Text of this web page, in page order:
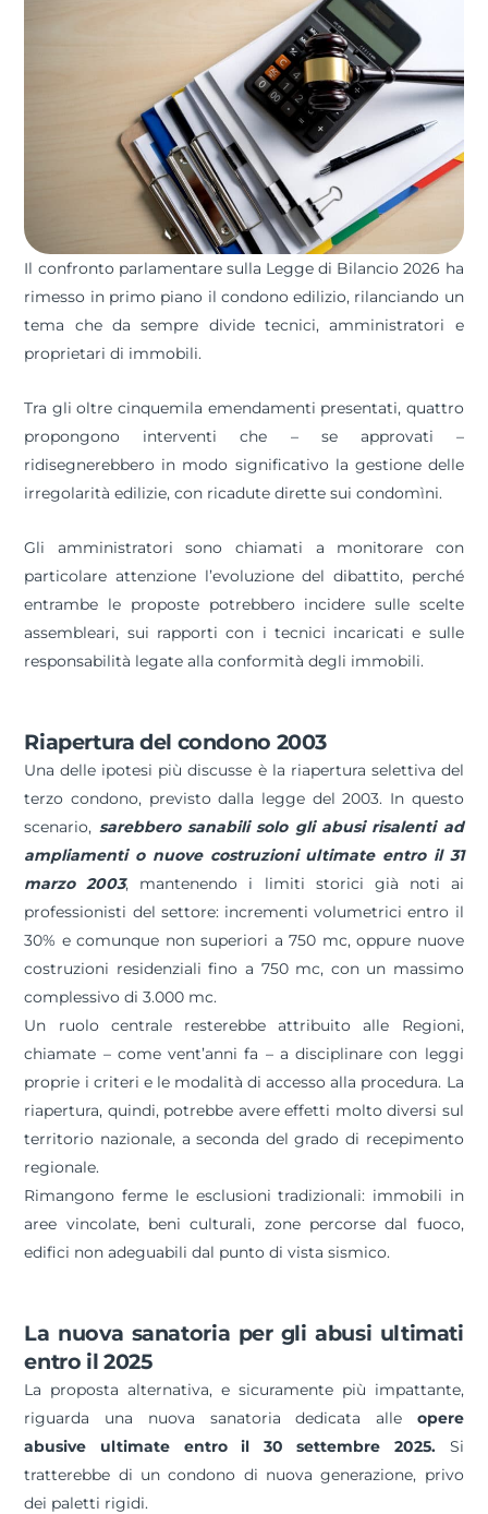
Il confronto parlamentare sulla Legge di Bilancio 2026 ha
rimesso in primo piano il condono edilizio, rilanciando un
tema che da sempre divide tecnici, amministratori e
proprietari di immobili.
Tra gli oltre cinquemila emendamenti presentati, quattro
propongono interventi che – se approvati –
ridisegnerebbero in modo significativo la gestione delle
irregolarità edilizie, con ricadute dirette sui condomìni.
Gli amministratori sono chiamati a monitorare con
particolare attenzione l’evoluzione del dibattito, perché
entrambe le proposte potrebbero incidere sulle scelte
assembleari, sui rapporti con i tecnici incaricati e sulle
responsabilità legate alla conformità degli immobili.
Riapertura del condono 2003
Una delle ipotesi più discusse è la riapertura selettiva del
terzo condono, previsto dalla legge del 2003. In questo
scenario, sarebbero sanabili solo gli abusi risalenti ad
ampliamenti o nuove costruzioni ultimate entro il 31
marzo 2003, mantenendo i limiti storici già noti ai
professionisti del settore: incrementi volumetrici entro il
30% e comunque non superiori a 750 mc, oppure nuove
costruzioni residenziali fino a 750 mc, con un massimo
complessivo di 3.000 mc.
Un ruolo centrale resterebbe attribuito alle Regioni,
chiamate – come vent’anni fa – a disciplinare con leggi
proprie i criteri e le modalità di accesso alla procedura. La
riapertura, quindi, potrebbe avere effetti molto diversi sul
territorio nazionale, a seconda del grado di recepimento
regionale.
Rimangono ferme le esclusioni tradizionali: immobili in
aree vincolate, beni culturali, zone percorse dal fuoco,
edifici non adeguabili dal punto di vista sismico.
La nuova sanatoria per gli abusi ultimati
entro il 2025
La proposta alternativa, e sicuramente più impattante,
riguarda una nuova sanatoria dedicata alle opere
abusive ultimate entro il 30 settembre 2025. Si
tratterebbe di un condono di nuova generazione, privo
dei paletti rigidi.